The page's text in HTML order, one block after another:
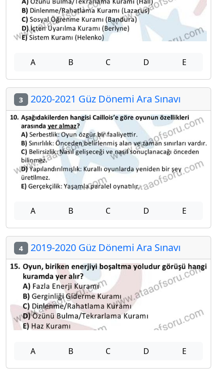
A B C D E
3 2020-2021 Güz Dönemi Ara Sınavı
A B C D E
4 2019-2020 Güz Dönemi Ara Sınavı
A B C D E